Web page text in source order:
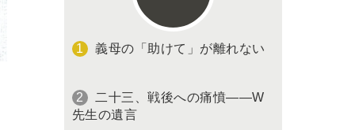
義母の「助けて」が離れない
二十三、戦後への痛憤――W
先生の遺言